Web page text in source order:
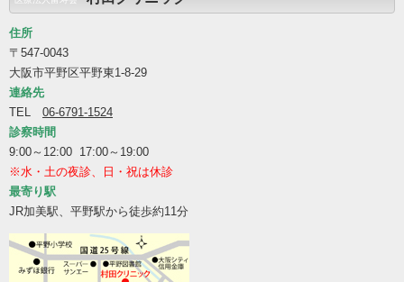
住所
〒547-0043
大阪市平野区平野東1-8-29
連絡先
TEL 06-6791-1524
診察時間
9:00～12:00 17:00～19:00
※水・土の夜診、日・祝は休診
最寄り駅
JR加美駅、平野駅から徒歩約11分